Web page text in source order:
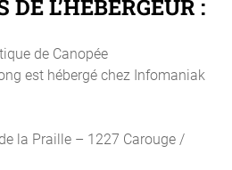
DE L’HÉBERGEUR :
de Canopée
est hébergé chez Infomaniak
la Praille – 1227 Carouge /